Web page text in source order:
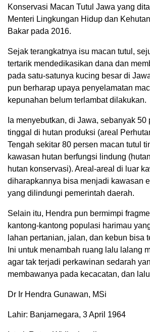
Konservasi Macan Tutul Jawa yang
Menteri Lingkungan Hidup dan
Bakar pada 2016.
Sejak terangkatnya isu macan tutul,
tertarik mendedikasikan dana dan
pada satu-satunya kucing besar di
pun berharap upaya penyelamatan
kepunahan belum terlambat dilakukan.
Ia menyebutkan, di Jawa, sebanyak 50
tinggal di hutan produksi (areal
Tengah sekitar 80 persen macan tutul
kawasan hutan berfungsi lindung
hutan konservasi). Areal-areal di luar
diharapkannya bisa menjadi kawasan
yang dilindungi pemerintah daerah.
Selain itu, Hendra pun bermimpi
kantong-kantong populasi harimau
lahan pertanian, jalan, dan kebun bisa
Ini untuk menambah ruang lalu lalang
agar tak terjadi perkawinan sedarah
membawanya pada kecacatan, dan
Dr Ir Hendra Gunawan, MSi
Lahir: Banjarnegara, 3 April 1964